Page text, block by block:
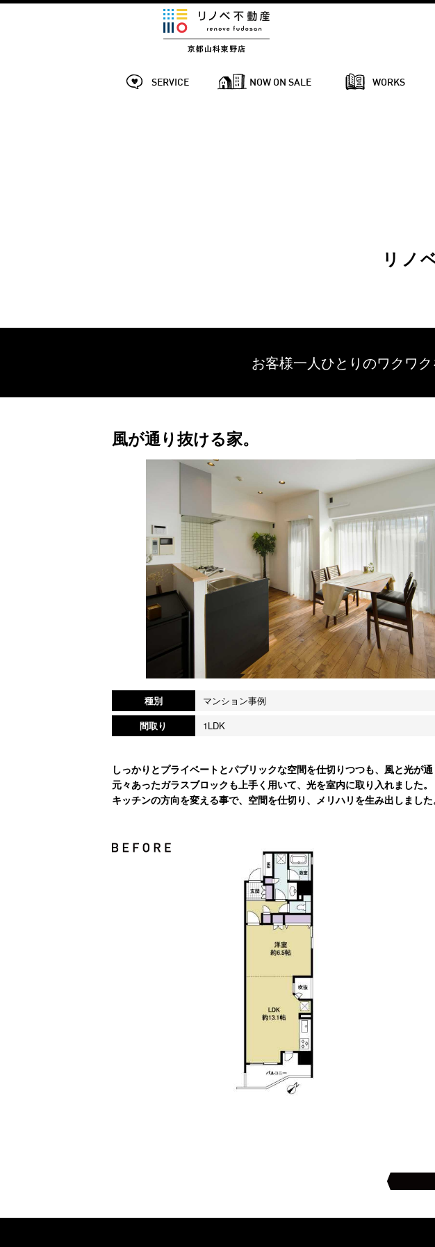
SERVICE NOW ON SALE WORKS
リノ
お客様一人ひとりのワクワク
風が通り抜ける家。
種別 マンション事例
間取り
1LDK
しっかりとプライベートとパブリックな空間を仕切りつつも、風と光が
元々あったガラスブロックも上手く用いて、光を室内に取り入れました。
キッチンの方向を変える事で、空間を仕切り、メリハリを生み出しました